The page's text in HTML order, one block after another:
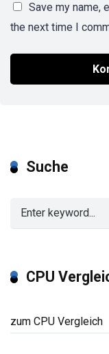
Save my name,
the next time I
Suche
CPU
zum CPU Vergleich